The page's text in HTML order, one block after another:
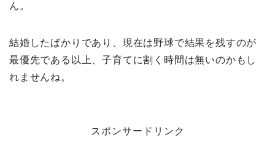
ん。
結婚したばかりであり、現在は野球で結果を残すのが
最優先である以上、子育てに割く時間は無いのかもし
れませんね。
スポンサードリンク